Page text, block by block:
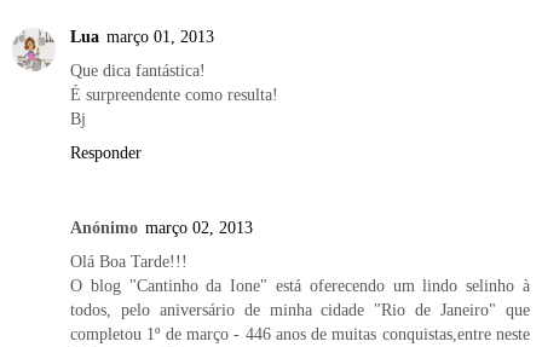
Lua março 01, 2013
Que dica fantástica!
É surpreendente como resulta!
Bj
Responder
Anónimo março 02, 2013
Olá Boa Tarde!!!
O blog "Cantinho da Ione" está oferecendo um lindo selinho à
todos, pelo aniversário de minha cidade "Rio de Janeiro" que
completou 1º de março - 446 anos de muitas conquistas,entre neste